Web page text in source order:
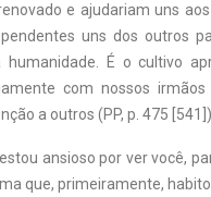
e ajudariam uns
uns dos outros
É o cultivo
com nossos
a outros (PP, p. 475 [541]).
ansioso por ver você,
que, primeiramente,